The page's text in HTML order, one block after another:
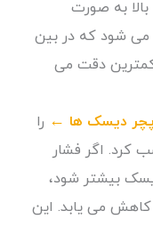
به صورت
می شود که در بین
کمترین دقت می
دیسک ها ← را
کرد. اگر فشار
بیشتر شود،
می یابد. این